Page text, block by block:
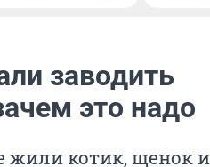
заводить
это надо
жили котик, щенок